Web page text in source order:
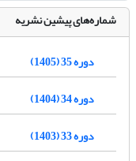
شماره‌های پیشین نشریه
دوره 35 (1405)
دوره 34 (1404)
دوره 33 (1403)